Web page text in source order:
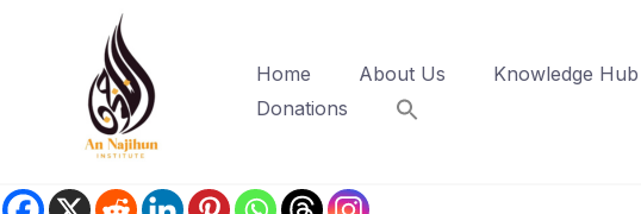
Home About Us Knowledge Hub
Donations